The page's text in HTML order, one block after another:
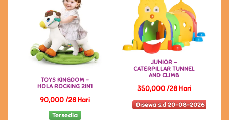
TOYS KINGDOM -
HOLA ROCKING 2IN1
90,000 /28 Hari
Tersedia
JUNIOR -
CATERPILLAR TUNNEL
AND CLIMB
350,000 /28 Hari
Disewa s.d 20-08-2026